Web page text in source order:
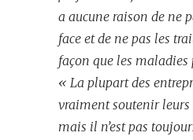
a aucune raison de ne
face et de ne pas les
façon que les maladies
« La plupart des
vraiment soutenir leurs
mais il n’est pas